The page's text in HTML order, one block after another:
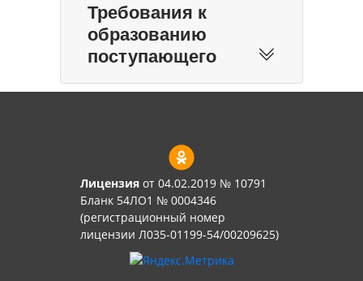
Требования к
образованию
поступающего
Лицензия от 04.02.2019 № 10791
Бланк 54ЛО1 № 0004346
(регистрационный номер
лицензии Л035-01199-54/00209625)